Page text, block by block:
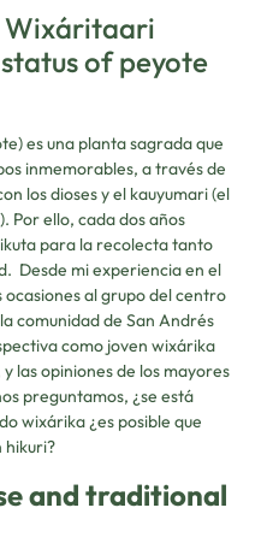
Wixáritaari
of peyote
es una planta sagrada que
inmemorables, a través de
los dioses y el kauyumari (el
Por ello, cada dos años
para la recolecta tanto
Desde mi experiencia en el
al grupo del centro
comunidad de San Andrés
como joven wixárika
las opiniones de los mayores
preguntamos, ¿se está
wixárika ¿es posible que
hikuri?
and traditional